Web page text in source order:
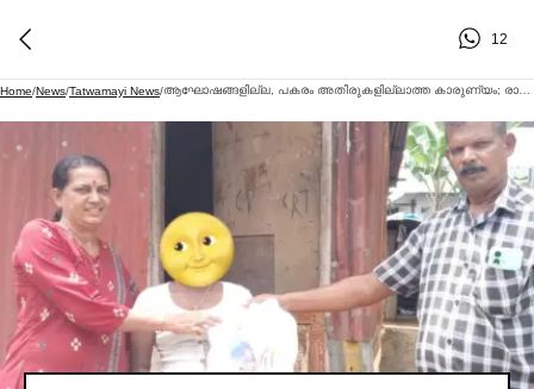
12
Home/News/Tatwamayi News/